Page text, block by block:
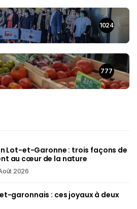
1024
777
Lot-et-Garonne : trois façons de
au cœur de la nature
2026
garonnais : ces joyaux à deux